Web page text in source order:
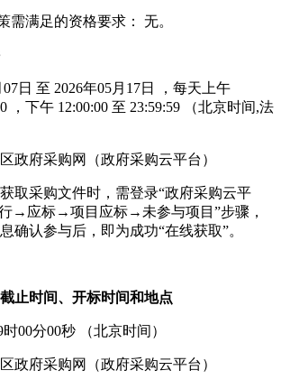
需满足的资格要求： 无。
日 至 2026年05月17日 ，每天上午
，下午 12:00:00 至 23:59:59 （北京时间,法
政府采购网（政府采购云平台）
取采购文件时，需登录“政府采购云平
→应标→项目应标→未参与项目”步骤，
确认参与后，即为成功“在线获取”。
止时间、开标时间和地点
00分00秒 （北京时间）
政府采购网（政府采购云平台）